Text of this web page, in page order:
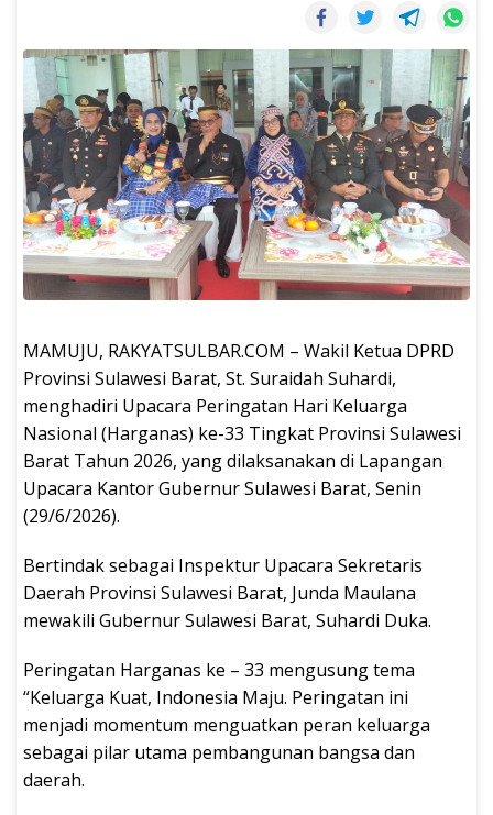
MAMUJU, RAKYATSULBAR.COM – Wakil Ketua DPRD
Provinsi Sulawesi Barat, St. Suraidah Suhardi,
menghadiri Upacara Peringatan Hari Keluarga
Nasional (Harganas) ke-33 Tingkat Provinsi Sulawesi
Barat Tahun 2026, yang dilaksanakan di Lapangan
Upacara Kantor Gubernur Sulawesi Barat, Senin
(29/6/2026).
Bertindak sebagai Inspektur Upacara Sekretaris
Daerah Provinsi Sulawesi Barat, Junda Maulana
mewakili Gubernur Sulawesi Barat, Suhardi Duka.
Peringatan Harganas ke – 33 mengusung tema
“Keluarga Kuat, Indonesia Maju. Peringatan ini
menjadi momentum menguatkan peran keluarga
sebagai pilar utama pembangunan bangsa dan
daerah.